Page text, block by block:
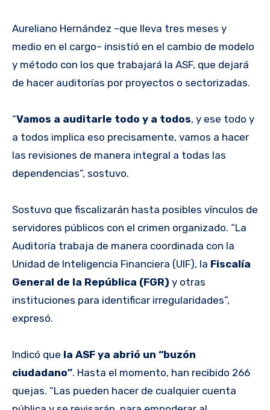
Aureliano Hernández –que lleva tres meses y
medio en el cargo– insistió en el cambio de modelo
y método con los que trabajará la ASF, que dejará
de hacer auditorías por proyectos o sectorizadas.
“Vamos a auditarle todo y a todos, y ese todo y
a todos implica eso precisamente, vamos a hacer
las revisiones de manera integral a todas las
dependencias”, sostuvo.
Sostuvo que fiscalizarán hasta posibles vínculos de
servidores públicos con el crimen organizado. “La
Auditoría trabaja de manera coordinada con la
Unidad de Inteligencia Financiera (UIF), la Fiscalía
General de la República (FGR) y otras
instituciones para identificar irregularidades”,
expresó.
Indicó que la ASF ya abrió un “buzón
ciudadano”. Hasta el momento, han recibido 266
quejas. “Las pueden hacer de cualquier cuenta